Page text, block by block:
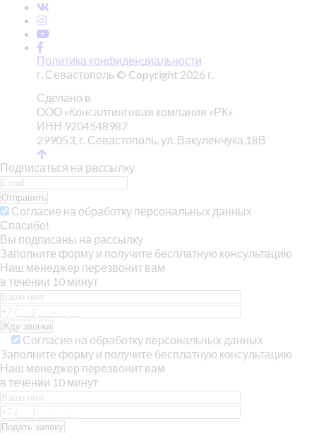
Политика конфиденциальности
г. Севастополь © Copyright 2026 г.
Сделано в
ООО «Консалтинговая компания «РК»
ИНН 9204548987
299053, г. Севастополь, ул. Вакуленчука,18В
Подписаться на рассылку
Отправить
Согласие на обработку персональных данных
Спасибо!
Вы подписаны на рассылку
Заполните форму и получите бесплатную консультацию
Наш менеджер перезвонит вам
в течении 10 минут
Согласие на обработку персональных данных
Заполните форму и получите бесплатную консультацию
Наш менеджер перезвонит вам
в течении 10 минут